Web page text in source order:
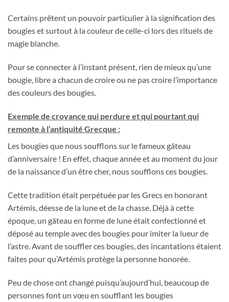
Certains prêtent un pouvoir particulier à la signification des
bougies et surtout à la couleur de celle-ci lors des rituels de
magie blanche.
Pour se connecter à l’instant présent, rien de mieux qu’une
bougie, libre a chacun de croire ou ne pas croire l’importance
des couleurs des bougies.
Exemple de croyance qui perdure et qui pourtant qui
remonte à l’antiquité Grecque :
Les bougies que nous soufflons sur le fameux gâteau
d’anniversaire ! En effet, chaque année et au moment du jour
de la naissance d’un être cher, nous soufflons ces bougies.
Cette tradition était perpétuée par les Grecs en honorant
Artémis, déesse de la lune et de la chasse. Déjà à cette
époque, un gâteau en forme de lune était confectionné et
déposé au temple avec des bougies pour imiter la lueur de
l’astre. Avant de souffler ces bougies, des incantations étaient
faites pour qu’Artémis protège la personne honorée.
Peu de chose ont changé puisqu’aujourd’hui, beaucoup de
personnes font un vœu en soufflant les bougies